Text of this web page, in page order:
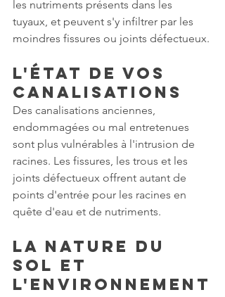
les nutriments présents dans les
tuyaux, et peuvent s'y infiltrer par les
moindres fissures ou joints défectueux.
L'état de vos
canalisations
Des canalisations anciennes,
endommagées ou mal entretenues
sont plus vulnérables à l'intrusion de
racines. Les fissures, les trous et les
joints défectueux offrent autant de
points d'entrée pour les racines en
quête d'eau et de nutriments.
La nature du
sol et
l'environnement